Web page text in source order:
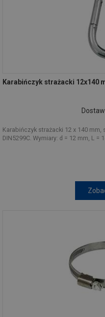
Karabińczyk strażacki 12x140
Karabińczyk strażacki 12 x 140 mm,
DIN5299C. Wymiary: d = 12 mm, L =